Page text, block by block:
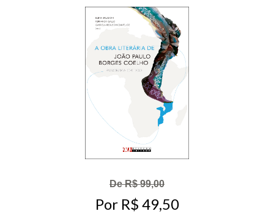
De R$ 99,00
Por R$ 49,50